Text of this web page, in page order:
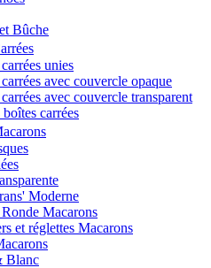
Bûche
unies
avec couvercle opaque
avec couvercle transparent
carrées
Moderne
Macarons
et réglettes Macarons
Blanc